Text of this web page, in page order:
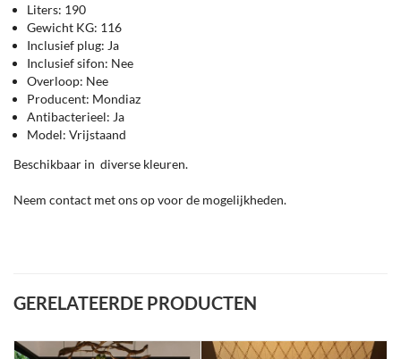
Liters: 190
Gewicht KG: 116
Inclusief plug: Ja
Inclusief sifon: Nee
Overloop: Nee
Producent: Mondiaz
Antibacterieel: Ja
Model: Vrijstaand
Beschikbaar in diverse kleuren.
Neem contact met ons op voor de mogelijkheden.
GERELATEERDE PRODUCTEN